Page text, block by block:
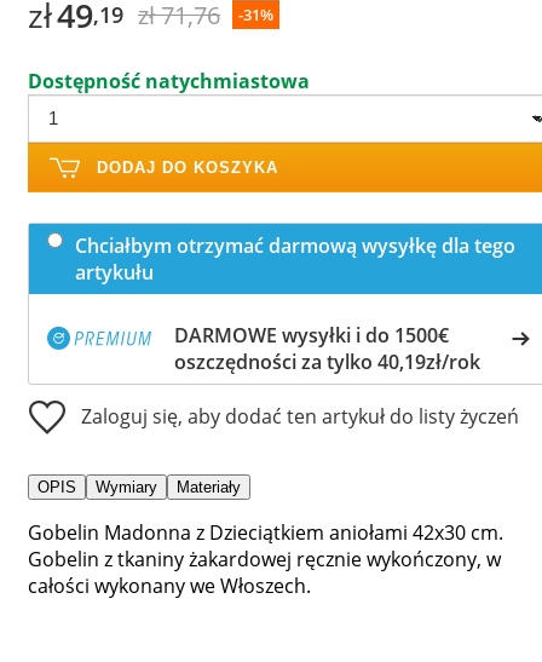
zł49,19 zł 71,76 -31%
Dostępność natychmiastowa
DODAJ DO KOSZYKA
Chciałbym otrzymać darmową wysyłkę dla tego
artykułu
DARMOWE wysyłki i do 1500€
oszczędności za tylko 40,19zł/rok
Zaloguj się, aby dodać ten artykuł do listy życzeń
OPIS Wymiary Materiały
Gobelin Madonna z Dzieciątkiem aniołami 42x30 cm.
Gobelin z tkaniny żakardowej ręcznie wykończony, w
całości wykonany we Włoszech.